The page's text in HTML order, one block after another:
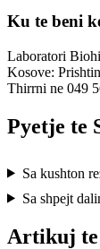
Ku te beni
Laboratori
Kosove:
Thirrni ne 049
Pyetje te
Sa kushton
Sa shpejt
Artikuj te